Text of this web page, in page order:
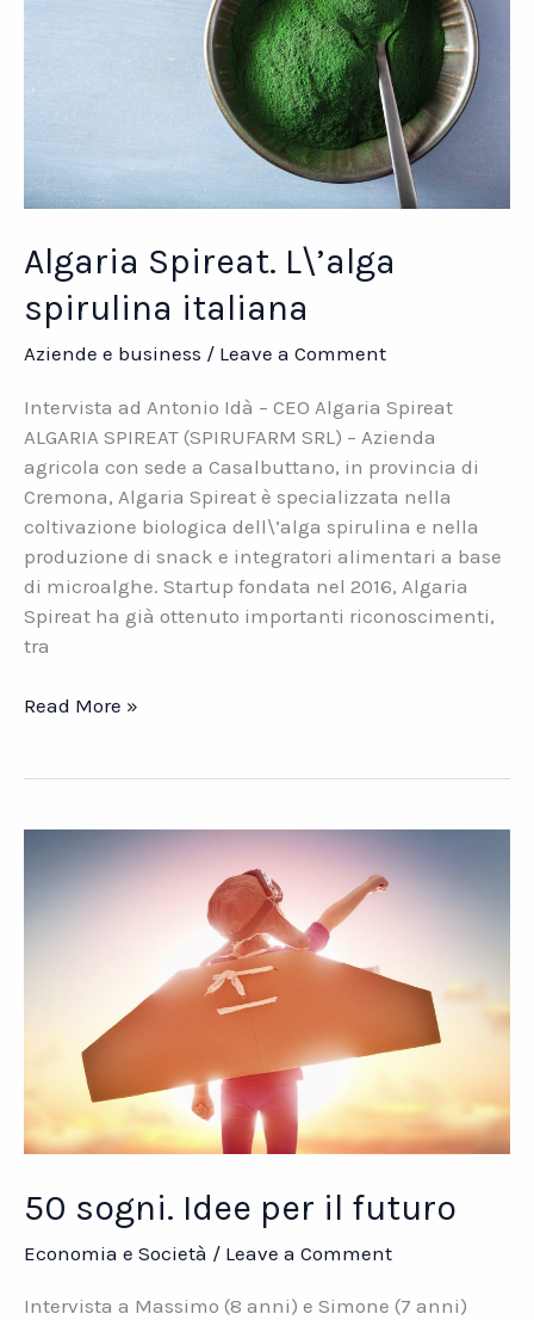
Algaria Spireat. L\’alga
spirulina italiana
Aziende e business / Leave a Comment
Intervista ad Antonio Idà – CEO Algaria Spireat
ALGARIA SPIREAT (SPIRUFARM SRL) – Azienda
agricola con sede a Casalbuttano, in provincia di
Cremona, Algaria Spireat è specializzata nella
coltivazione biologica dell\’alga spirulina e nella
produzione di snack e integratori alimentari a base
di microalghe. Startup fondata nel 2016, Algaria
Spireat ha già ottenuto importanti riconoscimenti,
tra
Algaria
italiana
Read More »
50 sogni. Idee per il futuro
Economia e Società / Leave a Comment
Intervista a Massimo (8 anni) e Simone (7 anni)